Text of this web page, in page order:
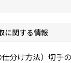
に関する情報
仕分け方法）切手